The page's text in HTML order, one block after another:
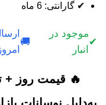
✔ گارانتی: 6 ماه
✔
موجود در
انبار
🚚
امروز
🔥 قیمت روز +